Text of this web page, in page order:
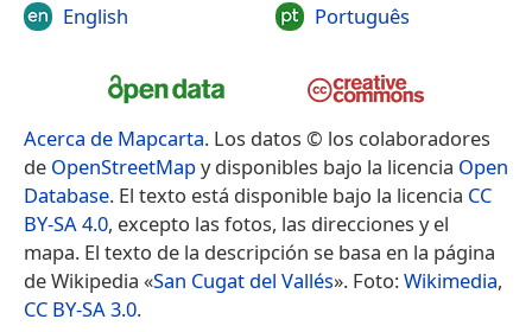
English
Português
Acerca de Mapcarta. Los datos © los colaboradores
de OpenStreetMapy disponibles bajo la licencia Open
Database. El texto está disponible bajo la licencia CC
BY-SA 4.0, excepto las fotos, las direcciones y el
mapa. El texto de la descripción se basa en la página
de Wikipedia «San Cugat del Vallés». Foto:Wikimedia,
CC BY-SA 3.0.